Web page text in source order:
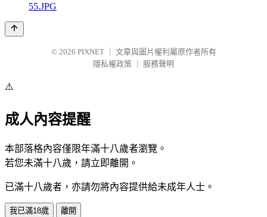
55.JPG
© 2026 PIXNET
文章與圖片權利屬原作者所有
隱私權政策
服務聲明
⚠️
成人內容提醒
本部落格內容僅限年滿十八歲者瀏覽。
若您未滿十八歲，請立即離開。
已滿十八歲者，亦請勿將內容提供給未成年人士。
我已滿18歲 離開